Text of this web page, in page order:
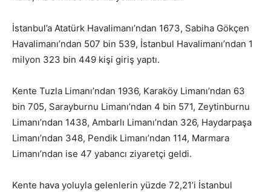
İstanbul’a Atatürk Havalimanı’ndan 1673, Sabiha Gökçen
Havalimanı’ndan 507 bin 539, İstanbul Havalimanı’ndan 1
milyon 323 bin 449 kişi giriş yaptı.
Kente Tuzla Limanı’ndan 1936, Karaköy Limanı’ndan 63
bin 705, Sarayburnu Limanı’ndan 4 bin 571, Zeytinburnu
Limanı’ndan 1438, Ambarlı Limanı’ndan 326, Haydarpaşa
Limanı’ndan 348, Pendik Limanı’ndan 114, Marmara
Limanı’ndan ise 47 yabancı ziyaretçi geldi.
Kente hava yoluyla gelenlerin yüzde 72,21’i İstanbul